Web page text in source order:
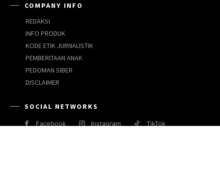
COMPANY INFO
REDAKSI
INFO PRODUK
KODE ETIK JURNALISTIK
PEMBERITAAN ANAK
PEDOMAN SIBER
DISCLAIMER
SOCIAL NETWORKS
Facebook Instagram TikTok